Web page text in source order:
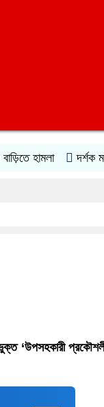
দর্শক মাতাচ্ছে
‘উপসহকারী